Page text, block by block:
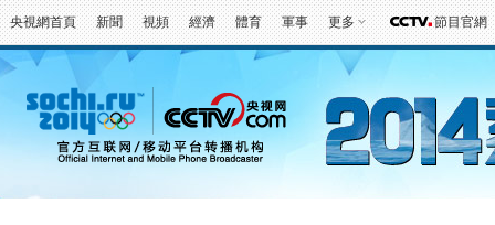
央視網首頁 新聞 視頻 經濟 體育 軍事 更多 節目官網